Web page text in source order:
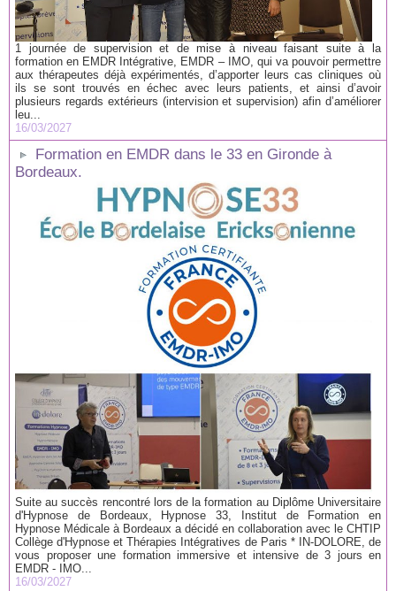
1 journée de supervision et de mise à niveau faisant suite à la
formation en EMDR Intégrative, EMDR – IMO, qui va pouvoir permettre
aux thérapeutes déjà expérimentés, d’apporter leurs cas cliniques où
ils se sont trouvés en échec avec leurs patients, et ainsi d’avoir
plusieurs regards extérieurs (intervision et supervision) afin d’améliorer
leu...
16/03/2027
Formation en EMDR dans le 33 en Gironde à
Bordeaux.
Suite au succès rencontré lors de la formation au Diplôme Universitaire
d'Hypnose de Bordeaux, Hypnose 33, Institut de Formation en
Hypnose Médicale à Bordeaux a décidé en collaboration avec le CHTIP
Collège d'Hypnose et Thérapies Intégratives de Paris * IN-DOLORE, de
vous proposer une formation immersive et intensive de 3 jours en
EMDR - IMO...
16/03/2027